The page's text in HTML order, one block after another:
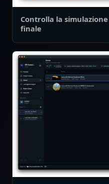
Controlla la
finale